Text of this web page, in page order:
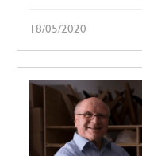
18/05/2020